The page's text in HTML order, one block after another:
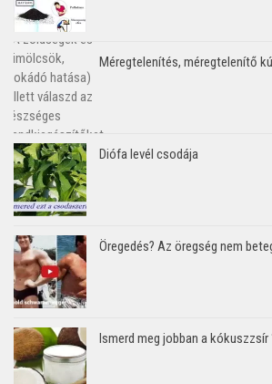
Méregtelenítés, méregtelenítő
Diófa levél csodája
Öregedés? Az öregség nem
Ismerd meg jobban a